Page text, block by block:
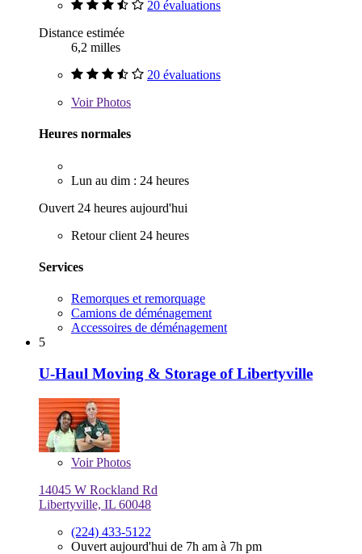
20 évaluations
Distance estimée
6,2 milles
20 évaluations
VoirPhotos
Heures normales
Lun au dim : 24 heures
Ouvert 24 heures aujourd'hui
Retour client 24 heures
Services
Remorques et remorquage
Camions de déménagement
Accessoires de déménagement
5
U-Haul Moving & Storage of Libertyville
VoirPhotos
14045 W Rockland Rd
Libertyville, IL 60048
(224) 433-5122
Ouvert aujourd'hui de 7h am à 7h pm